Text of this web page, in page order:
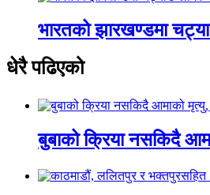
भारतको झारखण्डमा
धेरै पढिएको
बुबाको क्रिया नसकिदै